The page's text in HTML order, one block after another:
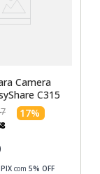
Camera
C315
17%
PIX com 5% OFF